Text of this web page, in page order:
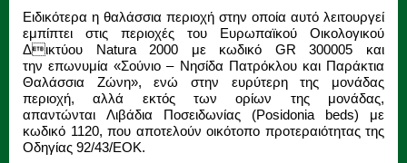
Ειδικότερα η θαλάσσια περιοχή στην οποία αυτό λειτουργεί
εμπίπτει στις περιοχές του Ευρωπαϊκού Οικολογικού
Δικτύου Natura 2000 με κωδικό GR 300005 και
τηνεπωνυμία «Σούνιο – Νησίδα Πατρόκλου και Παράκτια
Θαλάσσια Ζώνη», ενώ στην ευρύτερη της μονάδας
περιοχή, αλλά εκτός των ορίων της μονάδας,
απαντώνται Λιβάδια Ποσειδωνίας (Posidonia beds) με
κωδικό 1120, που αποτελούν οικότοπο προτεραιότητας της
Οδηγίας 92/43/ΕΟΚ.